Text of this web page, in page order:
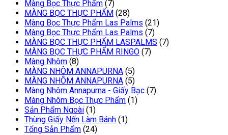
Màng Bọc Thực Phẩm (7)
MÀNG BỌC THỰC PHẨM (28)
Màng Bọc Thực Phẩm Las Palms (21)
Màng Bọc Thực Phẩm Las Palms (7)
MÀNG BỌC THỰC PHẨM LASPALMS (7)
MÀNG BỌC THỰC PHẨM RINGO (7)
Màng Nhôm (8)
MÀNG NHÔM ANNAPURNA (5)
MÀNG NHÔM ANNAPURNA (5)
Màng Nhôm Annapurna - Giấy Bạc (7)
Màng Nhôm Bọc Thực Phẩm (1)
Sản Phẩm Ngoài (1)
Thùng Giấy Nến Làm Bánh (1)
Tổng Sản Phẩm (24)